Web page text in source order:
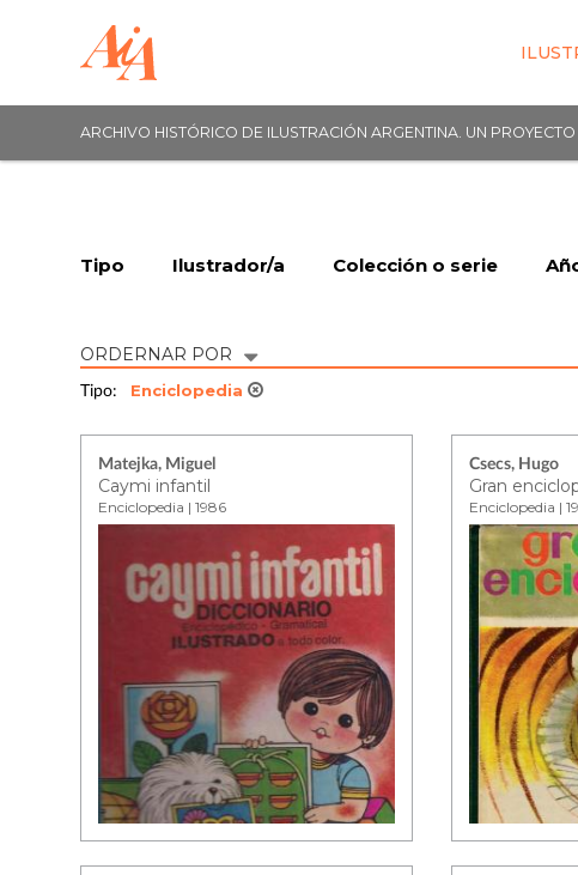
ARCHIVO HISTÓRICO DE ILUSTRACIÓN ARGENTINA. UN
Tipo Ilustrador/a Colección o serie
ORDERNAR POR
Tipo: Enciclopedia
Matejka, Miguel
Caymi infantil
Enciclopedia | 1986
Csecs, Hugo
Enciclopedia |